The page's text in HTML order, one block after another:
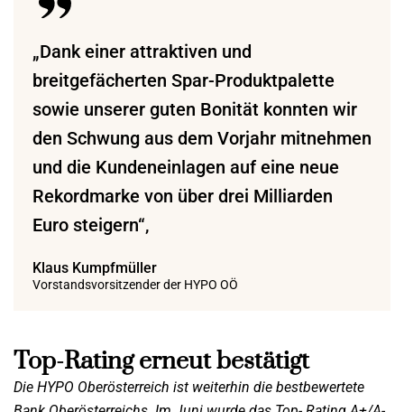
„Dank einer attraktiven und
breitgefächerten Spar-Produktpalette
sowie unserer guten Bonität konnten wir
den Schwung aus dem Vorjahr mitnehmen
und die Kundeneinlagen auf eine neue
Rekordmarke von über drei Milliarden
Euro steigern“,
Klaus Kumpfmüller
Vorstandsvorsitzender der HYPO OÖ
Top-Rating erneut bestätigt
Die HYPO Oberösterreich ist weiterhin die bestbewertete